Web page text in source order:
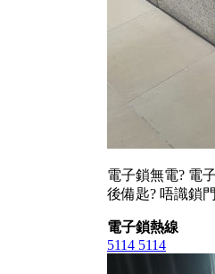
電子鎖無電? 電
後備匙? 唔識鎖
電子鎖熱線
5114 5114